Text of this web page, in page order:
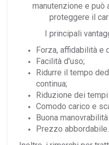
manutenzione e può
proteggere il
I principali
Forza, affidabilità e
Facilità d'uso;
Ridurre il tempo
continua;
Riduzione dei
Comodo carico e
Buona
Prezzo abbordabile.